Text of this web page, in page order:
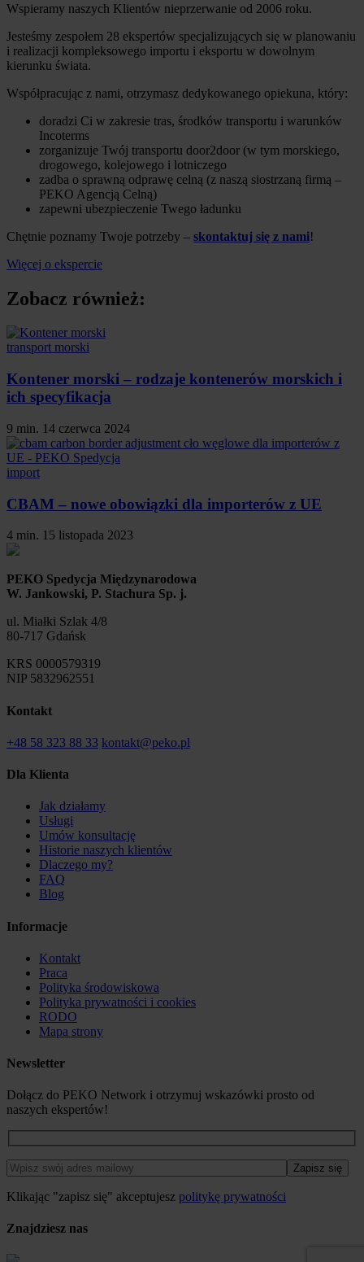
Wspieramy naszych Klientów nieprzerwanie od 2006 roku.
Jesteśmy zespołem 28 ekspertów specjalizujących się w planowaniu
i realizacji kompleksowego importu i eksportu w dowolnym
kierunku świata.
Współpracując z nami, otrzymasz dedykowanego opiekuna, który:
doradzi Ci w zakresie tras, środków transportu i warunków
Incoterms
zorganizuje Twój transportu door2door (w tym morskiego,
drogowego, kolejowego i lotniczego
zadba o sprawną odprawę celną (z naszą siostrzaną firmą –
PEKO Agencją Celną)
zapewni ubezpieczenie Twego ładunku
Chętnie poznamy Twoje potrzeby – skontaktuj się z nami!
Więcej o ekspercie
Zobacz również:
transport morski
Kontener morski – rodzaje kontenerów morskich i
ich specyfikacja
9 min. 14 czerwca 2024
import
CBAM – nowe obowiązki dla importerów z UE
4 min. 15 listopada 2023
PEKO Spedycja Międzynarodowa
W. Jankowski, P. Stachura Sp. j.
ul. Miałki Szlak 4/8
80-717 Gdańsk
KRS 0000579319
NIP 5832962551
Kontakt
+48 58 323 88 33 kontakt@peko.pl
Dla Klienta
Jak działamy
Usługi
Umów konsultację
Historie naszych klientów
Dlaczego my?
FAQ
Blog
Informacje
Kontakt
Praca
Polityka środowiskowa
Polityka prywatności i cookies
RODO
Mapa strony
Newsletter
Dołącz do PEKO Network i otrzymuj wskazówki prosto od
naszych ekspertów!
Klikając "zapisz się" akceptujesz politykę prywatności
Znajdziesz nas